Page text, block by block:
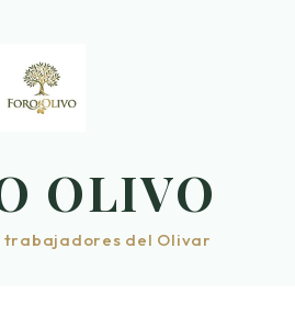
OLIVO
trabajadores del Olivar